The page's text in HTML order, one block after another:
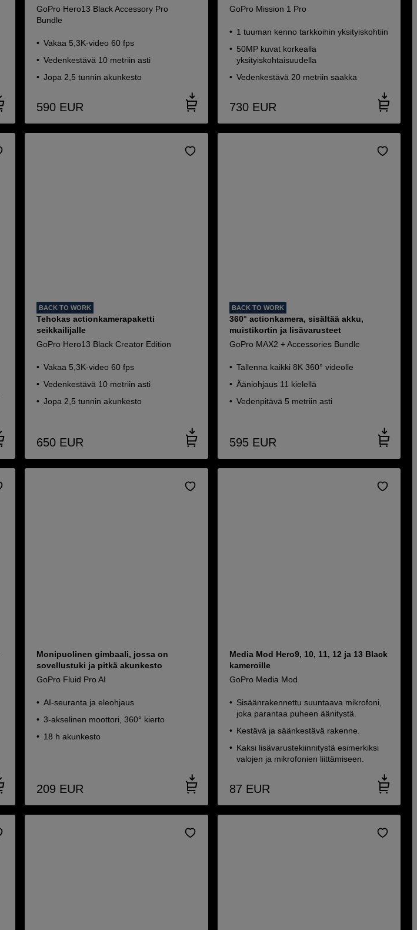
GoPro Hero13 Black Accessory Pro
Bundle
Vakaa 5,3K-video 60 fps
Vedenkestävä 10 metriin asti
Jopa 2,5 tunnin akunkesto
590 EUR
GoPro Mission 1 Pro
1 tuuman kenno tarkkoihin yksityiskohtiin
50MP kuvat korkealla
yksityiskohtaisuudella
Vedenkestävä 20 metriin saakka
730 EUR
BACK TO WORK
Tehokas actionkamerapaketti
seikkailijalle
GoPro Hero13 Black Creator Edition
Vakaa 5,3K-video 60 fps
Vedenkestävä 10 metriin asti
Jopa 2,5 tunnin akunkesto
650 EUR
BACK TO WORK
360° actionkamera, sisältää akku,
muistikortin ja lisävarusteet
GoPro MAX2 + Accessories Bundle
Tallenna kaikki 8K 360° videolle
Ääniohjaus 11 kielellä
Vedenpitävä 5 metriin asti
595 EUR
Monipuolinen gimbaali, jossa on
sovellustuki ja pitkä akunkesto
GoPro Fluid Pro AI
AI-seuranta ja eleohjaus
3-akselinen moottori, 360° kierto
18 h akunkesto
209 EUR
Media Mod Hero9, 10, 11, 12 ja 13 Black
kameroille
GoPro Media Mod
Sisäänrakennettu suuntaava mikrofoni,
joka parantaa puheen äänitystä.
Kestävä ja säänkestävä rakenne.
Kaksi lisävarustekiinnitystä esimerkiksi
valojen ja mikrofonien liittämiseen.
87 EUR